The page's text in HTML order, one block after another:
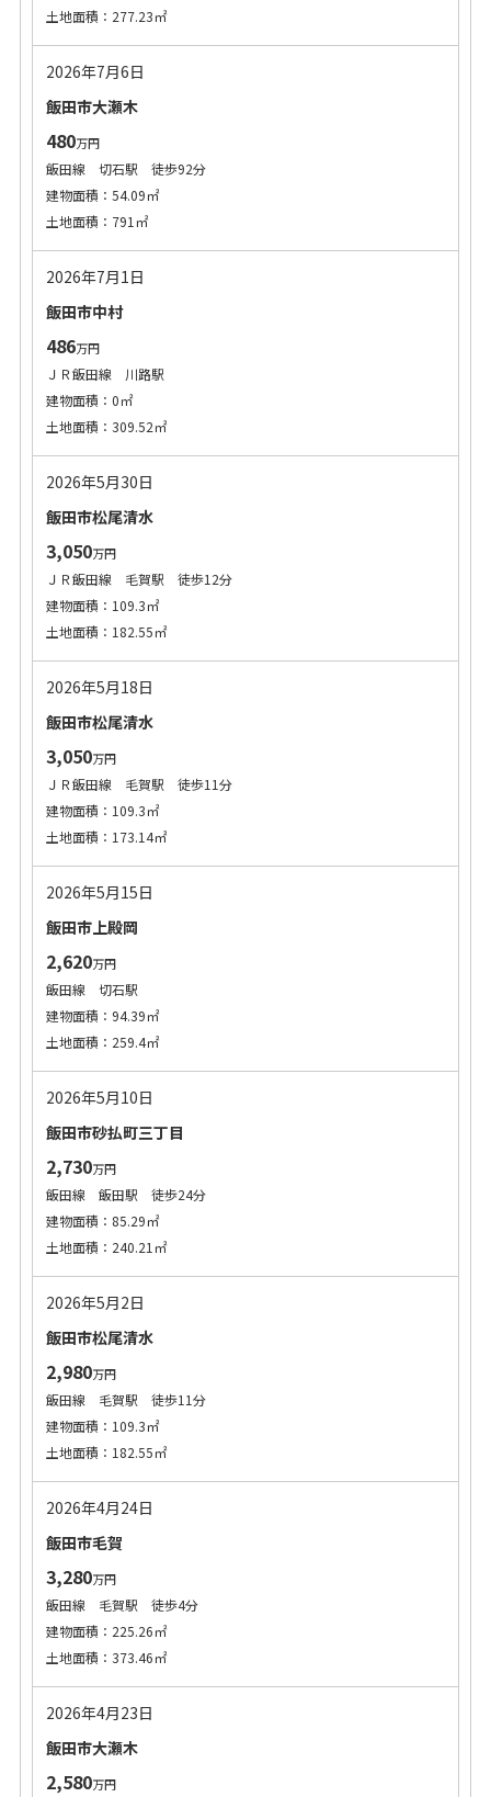
土地面積：277.23㎡
2026年7月6日
飯田市大瀬木
480万円
飯田線 切石駅 徒歩92分
建物面積：54.09㎡
土地面積：791㎡
2026年7月1日
飯田市中村
486万円
ＪＲ飯田線 川路駅
建物面積：0㎡
土地面積：309.52㎡
2026年5月30日
飯田市松尾清水
3,050万円
ＪＲ飯田線 毛賀駅 徒歩12分
建物面積：109.3㎡
土地面積：182.55㎡
2026年5月18日
飯田市松尾清水
3,050万円
ＪＲ飯田線 毛賀駅 徒歩11分
建物面積：109.3㎡
土地面積：173.14㎡
2026年5月15日
飯田市上殿岡
2,620万円
飯田線 切石駅
建物面積：94.39㎡
土地面積：259.4㎡
2026年5月10日
飯田市砂払町三丁目
2,730万円
飯田線 飯田駅 徒歩24分
建物面積：85.29㎡
土地面積：240.21㎡
2026年5月2日
飯田市松尾清水
2,980万円
飯田線 毛賀駅 徒歩11分
建物面積：109.3㎡
土地面積：182.55㎡
2026年4月24日
飯田市毛賀
3,280万円
飯田線 毛賀駅 徒歩4分
建物面積：225.26㎡
土地面積：373.46㎡
2026年4月23日
飯田市大瀬木
2,580万円